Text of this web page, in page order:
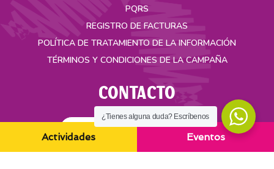
PQRS
REGISTRO DE FACTURAS
POLÍTICA DE TRATAMIENTO DE LA INFORMACIÓN
TÉRMINOS Y CONDICIONES DE LA CAMPAÑA
CONTACTO
ACCESO SEGURO ASAMBLEA
Actividades Eventos
¿Tienes alguna duda? Escríbenos